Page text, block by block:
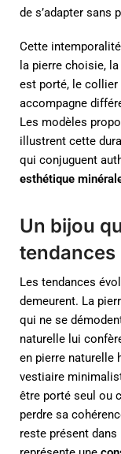
de s’adapter sans
Cette
la pierre choisie,
est porté, le collier
accompagne
Les modèles
illustrent cette
qui conjuguent
esthétique
Un bijou
tendances
Les tendances
demeurent. La
qui ne se
naturelle lui
en pierre naturelle
vestiaire
être porté seul ou
perdre sa
reste présent